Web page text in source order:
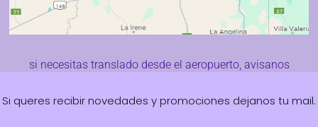
si necesitas translado desde el aeropuerto, avisanos
Si queres recibir novedades y promociones dejanos tu mail.